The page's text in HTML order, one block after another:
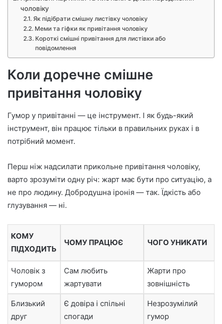
чоловіку
Як підібрати смішну листівку чоловіку
Меми та гіфки як привітання чоловіку
Короткі смішні привітання для листівки або
повідомлення
Коли доречне смішне
привітання чоловіку
Гумор у привітанні — це інструмент. І як будь-який
інструмент, він працює тільки в правильних руках і в
потрібний момент.
Перш ніж надсилати прикольне привітання чоловіку,
варто зрозуміти одну річ: жарт має бути про ситуацію, а
не про людину. Добродушна іронія — так. Їдкість або
глузування — ні.
КОМУ
ПІДХОДИТЬ
ЧОМУ ПРАЦЮЄ ЧОГО УНИКАТИ
Чоловік з
гумором
Сам любить
жартувати
Жарти про
зовнішність
Близький
друг
Є довіра і спільні
спогади
Незрозумілий
гумор